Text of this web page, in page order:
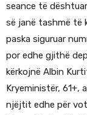
seance të
së janë tashmë të
paska siguruar
por edhe gjithë
kërkojnë Albin
Kryeministër, 61+,
njëjtit edhe për